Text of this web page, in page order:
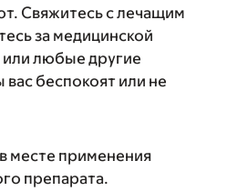
Свяжитесь с лечащим
за медицинской
любые другие
беспокоят или не
месте применения
препарата.